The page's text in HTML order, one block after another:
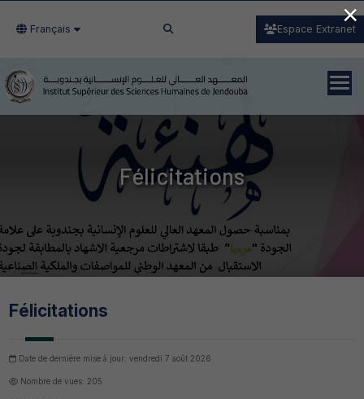
Français Espace Extranet
Félicitations
Félicitations
Date de dernière mise à jour: vendredi 7 août 2026
Nombre de vues: 205
×